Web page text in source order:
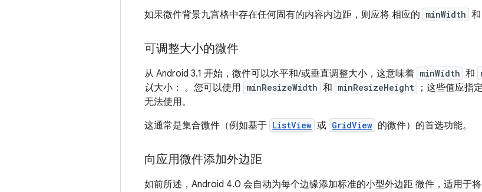
如果微件背景九宫格中存在任何固有的内容内边距，则应将 相应的 minWidth 和
可调整大小的微件
从 Android 3.1 开始，微件可以水平和/或垂直调整大小，这意味着 minWidth 和
认大小： 。您可以使用 minResizeWidth 和 minResizeHeight
；这些值应指
无法使用。
这通常是集合微件（例如基于 ListView 或 GridView 的微件）的首选功能。
向应用微件添加外边距
如前所述，Android 4.0 会自动为每个边缘添加标准的小型外边距 微件，适用于将